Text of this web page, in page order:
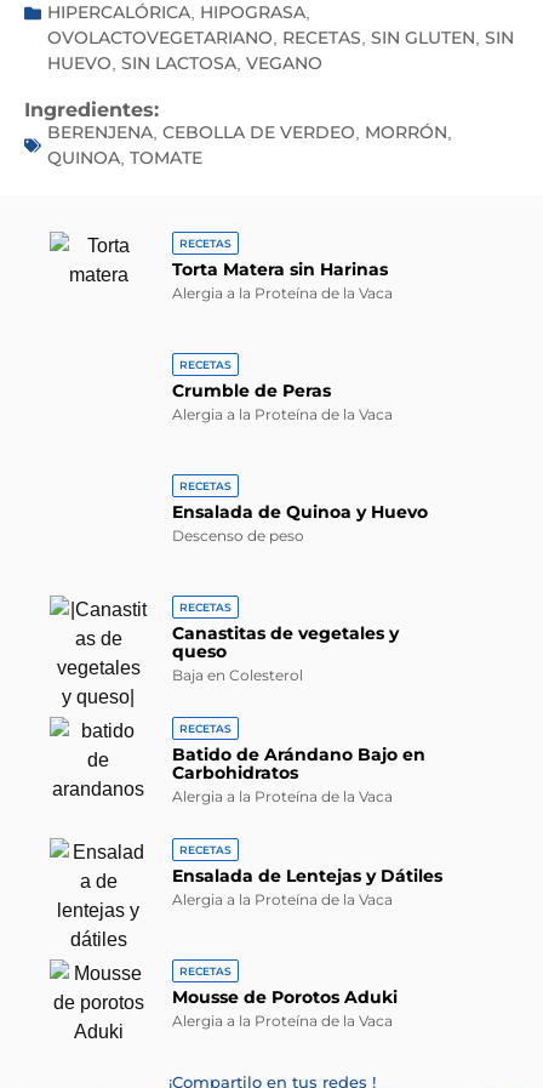
HIPERCALÓRICA, HIPOGRASA,
OVOLACTOVEGETARIANO, RECETAS, SIN GLUTEN, SIN
HUEVO, SIN LACTOSA, VEGANO
Ingredientes:
BERENJENA, CEBOLLA DE VERDEO, MORRÓN,
QUINOA, TOMATE
RECETAS
Torta Matera sin Harinas
Alergia a la Proteína de la Vaca
RECETAS
Crumble de Peras
Alergia a la Proteína de la Vaca
RECETAS
Ensalada de Quinoa y Huevo
Descenso de peso
RECETAS
Canastitas de vegetales y
queso
Baja en Colesterol
RECETAS
Batido de Arándano Bajo en
Carbohidratos
Alergia a la Proteína de la Vaca
RECETAS
Ensalada de Lentejas y Dátiles
Alergia a la Proteína de la Vaca
RECETAS
Mousse de Porotos Aduki
Alergia a la Proteína de la Vaca
¡Compartilo en tus redes !